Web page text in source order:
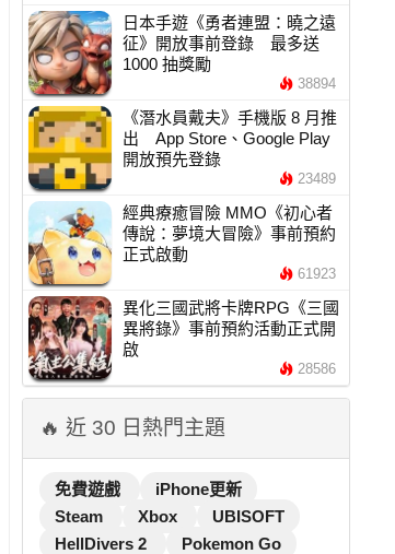
日本手遊《勇者連盟：曉之遠
征》開放事前登錄 最多送
1000 抽獎勵
38894
《潛水員戴夫》手機版 8 月推
出 App Store、Google Play
開放預先登錄
23489
經典療癒冒險 MMO《初心者
傳說：夢境大冒險》事前預約
正式啟動
61923
異化三國武將卡牌RPG《三國
異將錄》事前預約活動正式開
啟
28586
🔥 近 30 日熱門主題
免費遊戲
iPhone更新
Steam
Xbox
UBISOFT
HellDivers 2
Pokemon Go